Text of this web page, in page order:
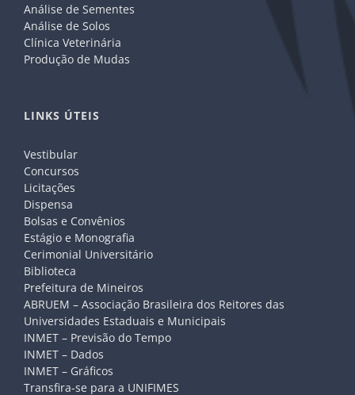
Análise de Sementes
Análise de Solos
Clínica Veterinária
Produção de Mudas
LINKS ÚTEIS
Vestibular
Concursos
Licitações
Dispensa
Bolsas e Convênios
Estágio e Monografia
Cerimonial Universitário
Biblioteca
Prefeitura de Mineiros
ABRUEM – Associação Brasileira dos Reitores das
Universidades Estaduais e Municipais
INMET – Previsão do Tempo
INMET – Dados
INMET – Gráficos
Transfira-se para a UNIFIMES